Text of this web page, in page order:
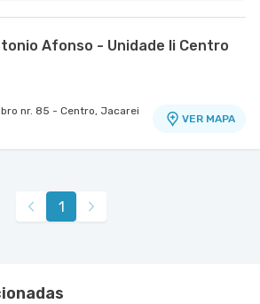
Afonso - Unidade Ii Centro
nr. 85 - Centro, Jacarei
VER MAPA
1